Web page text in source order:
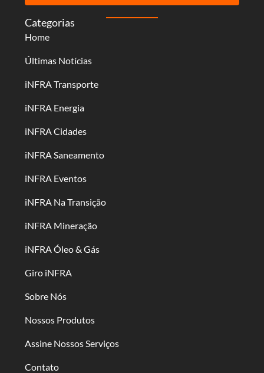
Categorias
Home
Últimas Notícias
iNFRA Transporte
iNFRA Energia
iNFRA Cidades
iNFRA Saneamento
iNFRA Eventos
iNFRA Na Transição
iNFRA Mineração
iNFRA Óleo & Gás
Giro iNFRA
Sobre Nós
Nossos Produtos
Assine Nossos Serviços
Contato